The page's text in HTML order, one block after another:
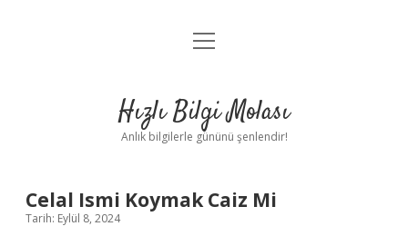
Anasayfa
Yasal Uyarı
menüyü
Hızlı Bilgi Molası
Anlık bilgilerle gününü şenlendir!
Celal Ismi Koymak Caiz Mi
Tarih: Eylül 8, 2024